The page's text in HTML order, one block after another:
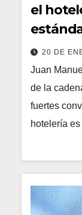
el
20 DE
Juan
de la
fuertes
hotelería